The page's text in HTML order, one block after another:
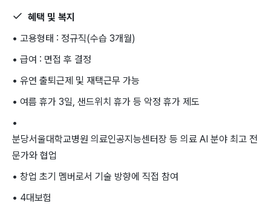
혜택 및 복지
• 고용형태 : 정규직(수습 3개월)
• 급여 : 면접 후 결정
• 유연 출퇴근제 및 재택근무 가능
• 여름 휴가 3일, 샌드위치 휴가 등 악정 휴가 제도
•
분당서울대학교병원 의료인공지능센터장 등 의료 AI 분야 최고 전
문가와 협업
• 창업 초기 멤버로서 기술 방향에 직접 참여
• 4대보험